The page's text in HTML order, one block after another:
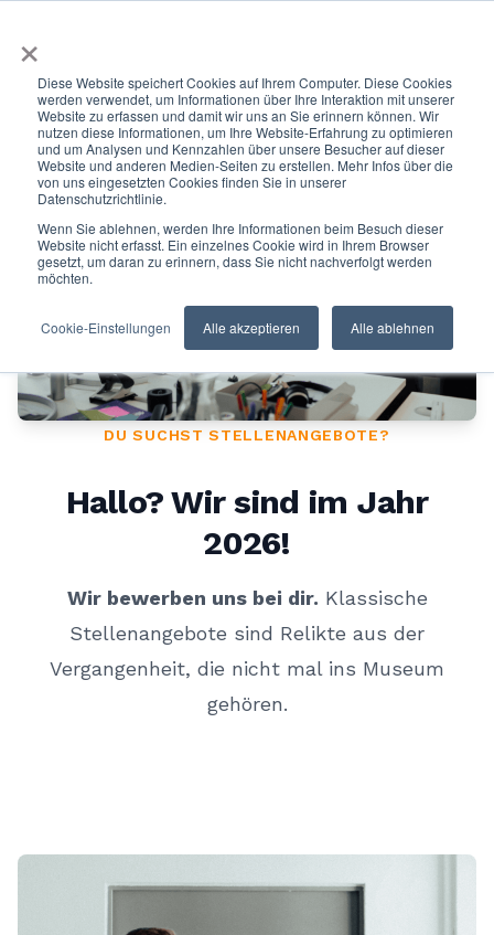
×
Diese Website speichert Cookies auf Ihrem Computer. Diese Cookies
werden verwendet, um Informationen über Ihre Interaktion mit unserer
Website zu erfassen und damit wir uns an Sie erinnern können. Wir
nutzen diese Informationen, um Ihre Website-Erfahrung zu optimieren
und um Analysen und Kennzahlen über unsere Besucher auf dieser
Website und anderen Medien-Seiten zu erstellen. Mehr Infos über die
von uns eingesetzten Cookies finden Sie in unserer
Datenschutzrichtlinie.
Wenn Sie ablehnen, werden Ihre Informationen beim Besuch dieser
Website nicht erfasst. Ein einzelnes Cookie wird in Ihrem Browser
gesetzt, um daran zu erinnern, dass Sie nicht nachverfolgt werden
möchten.
Cookie-Einstellungen Alle akzeptieren Alle ablehnen
DU SUCHST STELLENANGEBOTE?
Hallo? Wir sind im Jahr
2026!
Wir bewerben uns bei dir. Klassische
Stellenangebote sind Relikte aus der
Vergangenheit, die nicht mal ins Museum
gehören.